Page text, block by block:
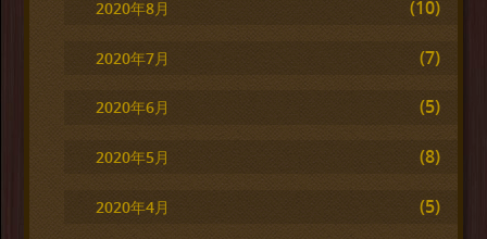
2020年8月 (10)
2020年7月 (7)
2020年6月 (5)
2020年5月 (8)
2020年4月 (5)